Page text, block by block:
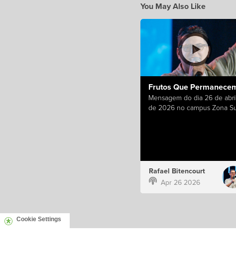
You May Also Like
Frutos Que
Mensagem do dia 26 de abril
de 2026 no campus Zona
Rafael Bitencourt
Apr 26 2026
Cookie Settings